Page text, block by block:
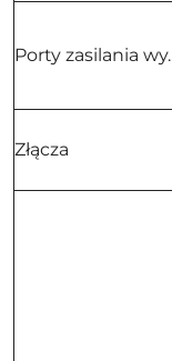
Porty zasilania wy.
Złącza